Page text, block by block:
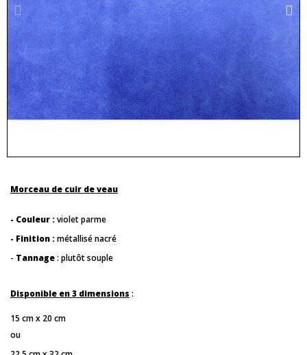
Morceau de cuir de veau
- Couleur :violet parme
- Finition :métallisé nacré
- Tannage: plutôt souple
Disponible en 3 dimensions :
15 cm x 20 cm
ou